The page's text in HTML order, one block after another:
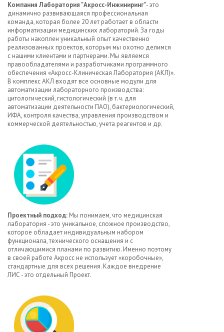
Компания Лаборатория "Акросс-Инжиниринг"- это
динамично развивающаяся профессиональная
команда, которая более 20 лет работает в области
информатизации медицинских лабораторий. За годы
работы накоплен уникальный опыт качественно
реализованных проектов, которым мы охотно делимся
с нашими клиентами и партнерами. Мы являемся
правообладателями и разработчиками программного
обеспечения «Акросс-Клиническая Лаборатория (АКЛ)».
В комплекс АКЛ входят все основные модули для
автоматизации лабораторного производства:
цитологический, гистологический (в т.ч. для
автоматизации деятельности ПАО), бактериологический,
ИФА, контроля качества, управления производством и
коммерческой деятельностью, учета реагентов и др.
Проектный подход: Мы понимаем, что медицинская
лаборатория - это уникальное, сложное производство,
которое обладает индивидуальным набором
функционала, технического оснащения и с
отличающимися планами по развитию. Именно поэтому
в своей работе Акросс не использует «коробочные»,
стандартные для всех решения. Каждое внедрение
ЛИС - это отдельный Проект.